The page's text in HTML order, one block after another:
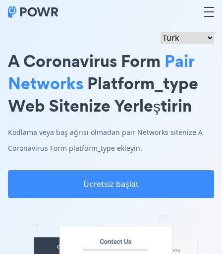
A Coronavirus Form Pair
Networks Platform_type
Web Sitenize Yerleştirin
Kodlama veya baş ağrısı olmadan pair Networks sitenize A
Coronavirus Form platform_type ekleyin.
Ücretsiz başlat